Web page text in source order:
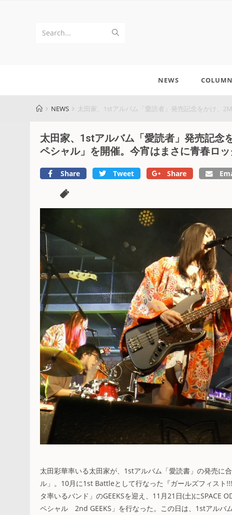
Search...
NEWS COLUMN
NEWS 太田家、1stアルバム「愛読者」発売記念をかけ、
太田家、1stアルバム「愛読者」発売記念
ペシャル」を開催。今宵はまさに青春ロ
Share Tweet Share
太田彩華率いる太田家が、1stアルバム「愛読書」の発売に
ル」。10月に1st Battleとして行なった『ガールズフィス
タ率いるバンド」のGEEKSを迎え、11月21日(土)に
ペシャル 2nd GEEKS」を行なった。この日は、1stアルバ